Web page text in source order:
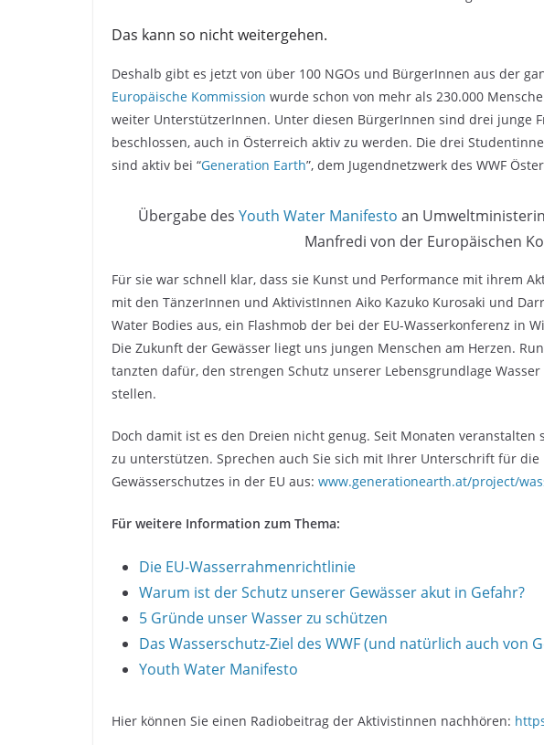
Das kann so nicht weitergehen.
Deshalb gibt es jetzt von über 100 NGOs und BürgerInnen aus der
Europäische Kommission wurde schon von mehr als 230.000
weiter UnterstützerInnen. Unter diesen BürgerInnen sind drei junge
beschlossen, auch in Österreich aktiv zu werden. Die drei
sind aktiv bei “Generation Earth”, dem Jugendnetzwerk des WWF
Übergabe des Youth Water Manifesto an
Manfredi von der Europäischen
Für sie war schnell klar, dass sie Kunst und Performance mit ihrem
mit den TänzerInnen und AktivistInnen Aiko Kazuko Kurosaki und
Water Bodies aus, ein Flashmob der bei der EU-Wasserkonferenz in
Die Zukunft der Gewässer liegt uns jungen Menschen am Herzen.
tanzten dafür, den strengen Schutz unserer Lebensgrundlage
stellen.
Doch damit ist es den Dreien nicht genug. Seit Monaten veranstalten
zu unterstützen. Sprechen auch Sie sich mit Ihrer Unterschrift für
Gewässerschutzes in der EU aus: www.generationearth.at/project/
Für weitere Information zum Thema:
Die EU-Wasserrahmenrichtlinie
Warum ist der Schutz unserer Gewässer akut in Gefahr?
5 Gründe unser Wasser zu schützen
Das Wasserschutz-Ziel des WWF (und natürlich auch von
Youth Water Manifesto
Hier können Sie einen Radiobeitrag der Aktivistinnen nachhören: